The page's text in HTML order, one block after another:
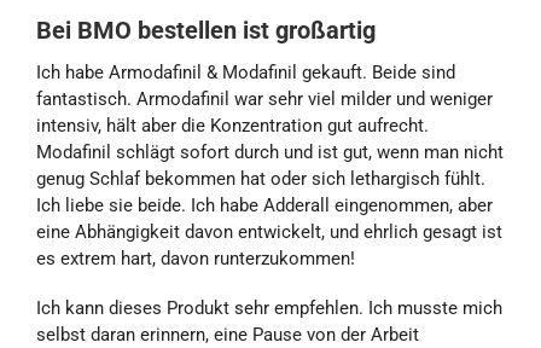
Bei BMO bestellen ist großartig
Ich habe Armodafinil & Modafinil gekauft. Beide sind
fantastisch. Armodafinil war sehr viel milder und weniger
intensiv, hält aber die Konzentration gut aufrecht.
Modafinil schlägt sofort durch und ist gut, wenn man nicht
genug Schlaf bekommen hat oder sich lethargisch fühlt.
Ich liebe sie beide. Ich habe Adderall eingenommen, aber
eine Abhängigkeit davon entwickelt, und ehrlich gesagt ist
es extrem hart, davon runterzukommen!
Ich kann dieses Produkt sehr empfehlen. Ich musste mich
selbst daran erinnern, eine Pause von der Arbeit